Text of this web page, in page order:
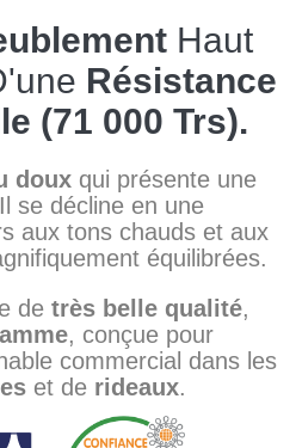
Haut
Résistance
(71 000 Trs).
doux qui présente une
se décline en une
aux tons chauds et aux
équilibrées.
de très belle qualité,
, conçue pour
commercial dans les
et de rideaux.